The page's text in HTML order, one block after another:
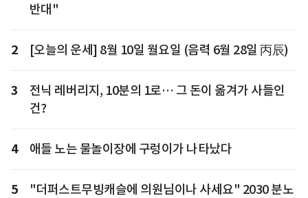
반대"
2 [오늘의 운세] 8월 10일 월요일 (음력 6월 28일 丙辰)
3
전닉 레버리지, 10분의 1로… 그 돈이 옮겨가 사들인
건?
4 애들 노는 물놀이장에 구렁이가 나타났다
5
"더퍼스트무빙캐슬에 의원님이나 사세요" 2030 분노